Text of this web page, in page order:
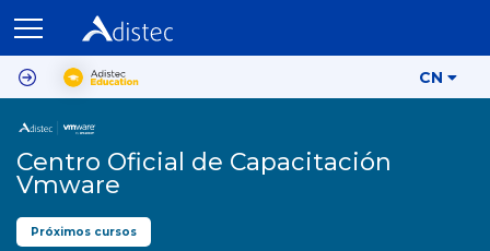
CN
Centro Oficial de Capacitación
Vmware
Próximos cursos